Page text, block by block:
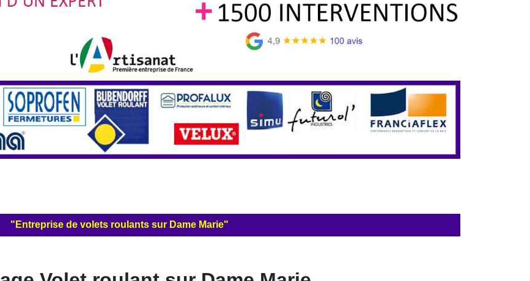
"Entreprise de volets roulants sur Dame Marie"